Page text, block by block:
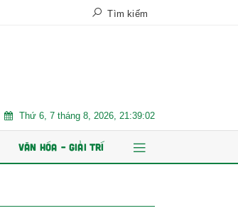
Tìm kiếm
Xe điện đang áp đảo thị trường MPV Việt
Thứ 6, 7 tháng 8, 2026, 21:39:04
VĂN HÓA – GIẢI TRÍ